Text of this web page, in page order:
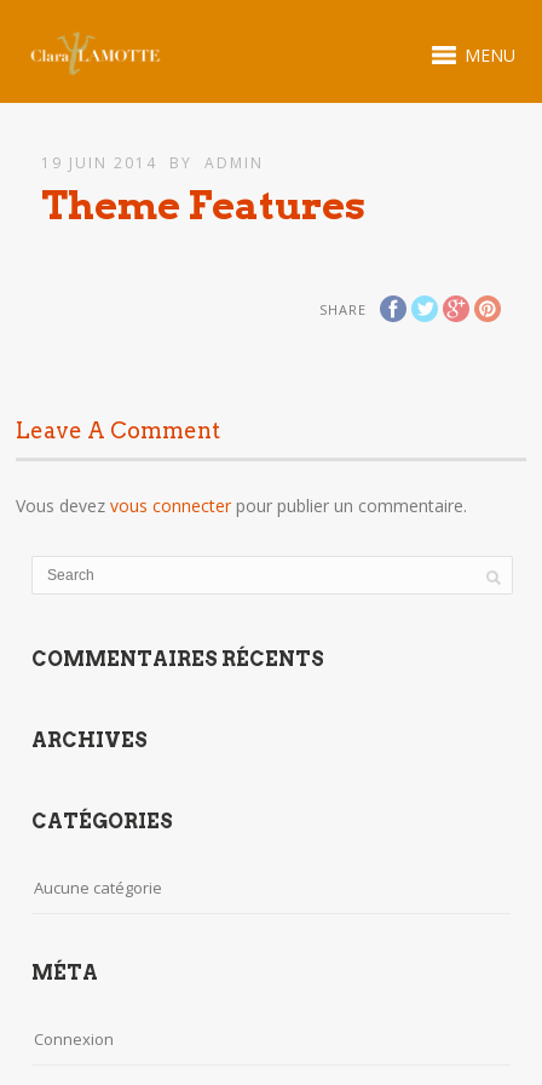
MENU
19 JUIN 2014 BY ADMIN
Theme Features
SHARE
Leave A Comment
Vous devezvous connecterpour publier un commentaire.
COMMENTAIRES RÉCENTS
ARCHIVES
CATÉGORIES
Aucune catégorie
MÉTA
Connexion